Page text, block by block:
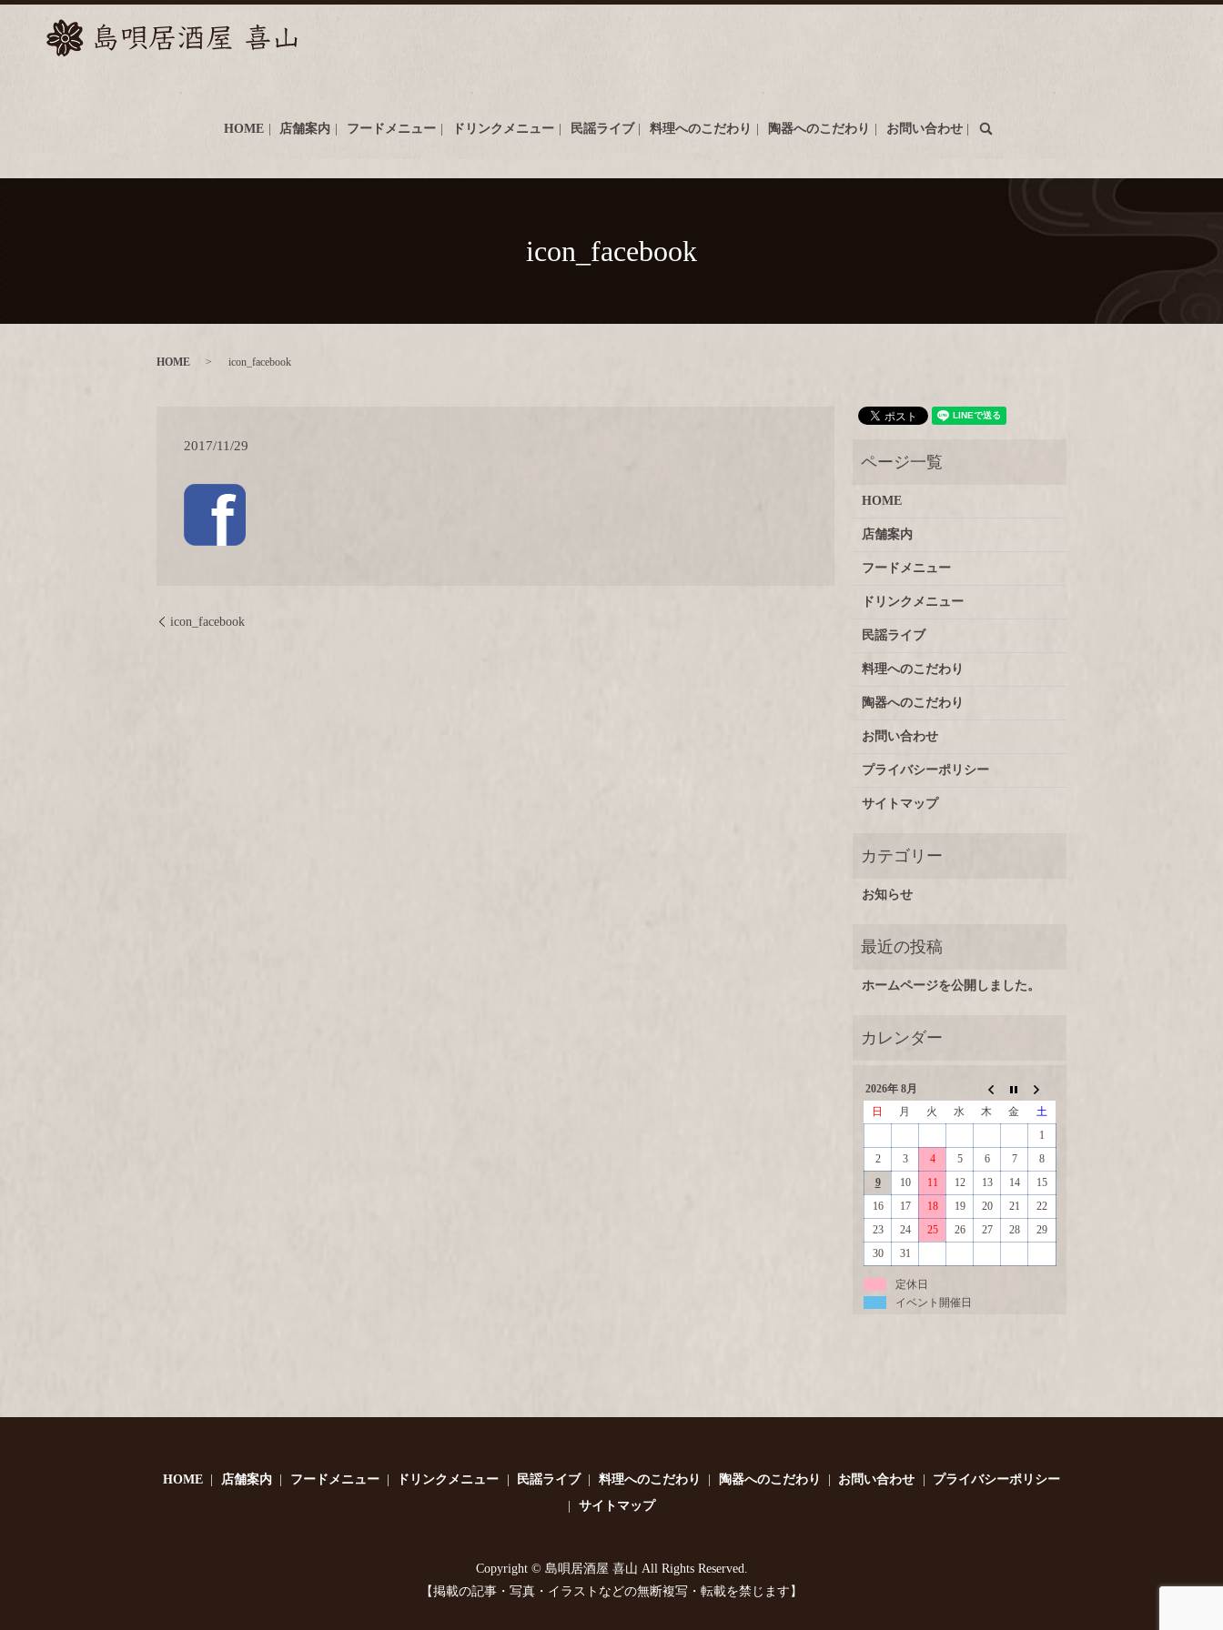
HOME 店舗案内 フードメニュー ドリンクメニュー 民謡ライブ 料理へのこだわり 陶器へのこだわり お問い合わせ
icon_facebook
HOME icon_facebook
2017/11/29
icon_facebook
HOME
店舗案内
フードメニュー
ドリンクメニュー
民謡ライブ
料理へのこだわり
陶器へのこだわり
お問い合わせ
プライバシーポリシー
サイトマップ
お知らせ
ホームページを公開しました。
2026年 8月
日
月 火 水 木 金
土
1
2
3 4 5 6 7
8
9
10 11 12 13 14
15
16
17 18 19 20 21
22
23
24 25 26 27 28
29
30
31
定休日
イベント開催日
HOME 店舗案内 フードメニュー ドリンクメニュー 民謡ライブ 料理へのこだわり 陶器へのこだわり お問い合わせ
プライバシーポリシー
サイトマップ
Copyright © 島唄居酒屋 喜山 All Rights Reserved.
【掲載の記事・写真・イラストなどの無断複写・転載を禁じます】